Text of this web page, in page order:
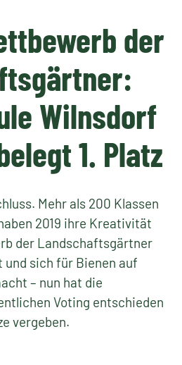
der
Wilnsdorf
1. Platz
Mehr als 200 Klassen
2019 ihre Kreativität
der Landschaftsgärtner
sich für Bienen auf
– nun hat die
Voting entschieden
vergeben.